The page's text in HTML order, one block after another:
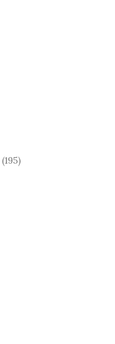
(195)